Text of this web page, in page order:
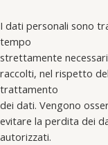
I dati personali sono
tempo
strettamente
raccolti, nel rispetto
trattamento
dei dati. Vengono
evitare la perdita dei
autorizzati.